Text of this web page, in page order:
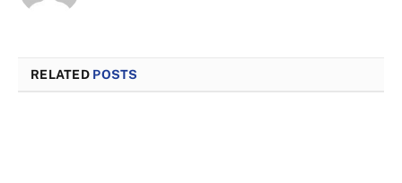
RELATED POSTS